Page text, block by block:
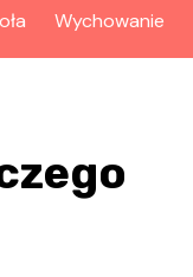
Wychowanie